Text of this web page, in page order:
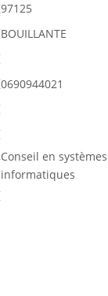
97125
BOUILLANTE
0690944021
Conseil en
informatiques